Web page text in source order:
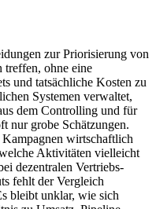
zur Priorisierung von
treffen, ohne eine
und tatsächliche Kosten zu
Systemen verwaltet,
dem Controlling und für
nur grobe Schätzungen.
wirtschaftlich
Aktivitäten vielleicht
dezentralen Vertriebs­
fehlt der Vergleich
bleibt unklar, wie sich